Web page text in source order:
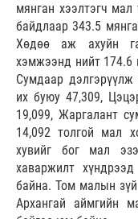
мянган хээлтэгч мал
байдлаар 343.5
Хөдөө аж ахуйн
хэмжээнд нийт 174.6
Сумдаар
их буюу 47,309,
19,099, Жаргалант
14,092 толгой мал
хувийг бог мал
хаваржилт
байна. Том малын зүй
Архангай аймгийн